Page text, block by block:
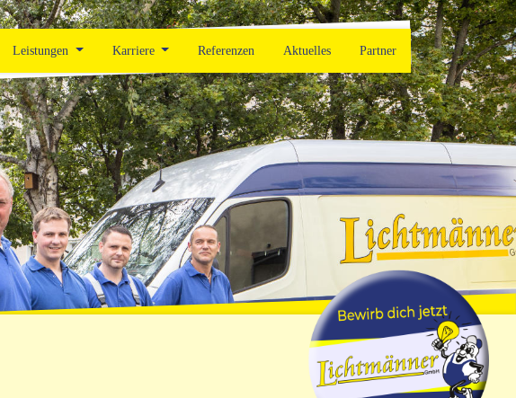
Leistungen Karriere Referenzen Aktuelles Partner